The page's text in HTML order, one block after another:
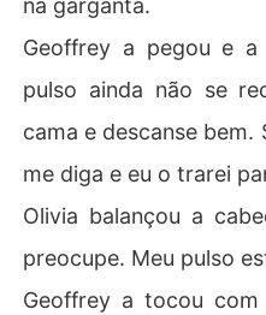
na garganta.
Geoffrey a pegou e a
pulso ainda não se
cama e descanse bem.
me diga e eu o trarei
Olivia balançou a
preocupe. Meu pulso
Geoffrey a tocou